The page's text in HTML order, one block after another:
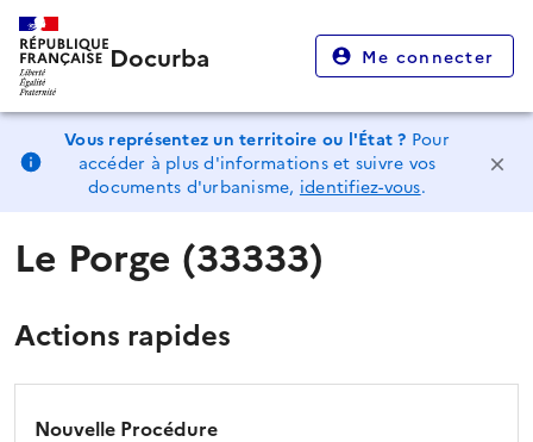
Docurba Me connecter
Vous représentez un territoire ou l'État ? Pour
accéder à plus d'informations et suivre vos
documents d'urbanisme, identifiez-vous.
Le Porge (33333)
Actions rapides
Nouvelle Procédure